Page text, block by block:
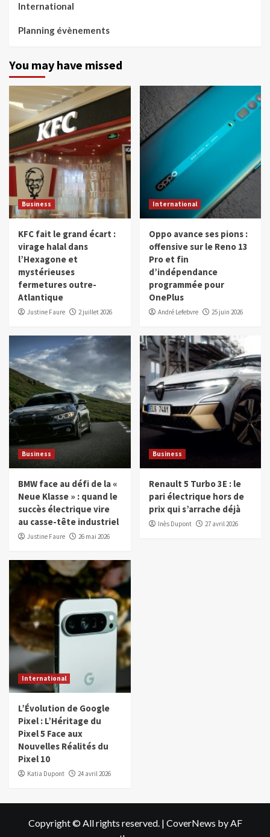
International
Planning évènements
You may have missed
Business
KFC fait le grand écart :
virage halal dans
l’Hexagone et
mystérieuses
fermetures outre-
Atlantique
Justine Faure 2 juillet 2026
International
Oppo avance ses pions :
offensive sur le Reno 13
Pro et fin
d’indépendance
programmée pour
OnePlus
André Lefebvre 25 juin 2026
Business
BMW face au défi de la «
Neue Klasse » : quand le
succès électrique vire
au casse-tête industriel
Justine Faure 26 mai 2026
Business
Renault 5 Turbo 3E : le
pari électrique hors de
prix qui s’arrache déjà
Inès Dupont 27 avril 2026
International
L’Évolution de Google
Pixel : L’Héritage du
Pixel 5 Face aux
Nouvelles Réalités du
Pixel 10
Katia Dupont 24 avril 2026
Copyright © All rights reserved. | CoverNews by AF